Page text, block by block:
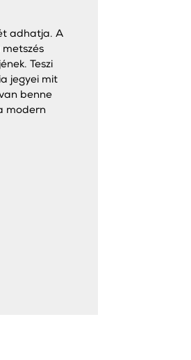
adhatja. A
metszés
Teszi
jegyei mit
benne
modern